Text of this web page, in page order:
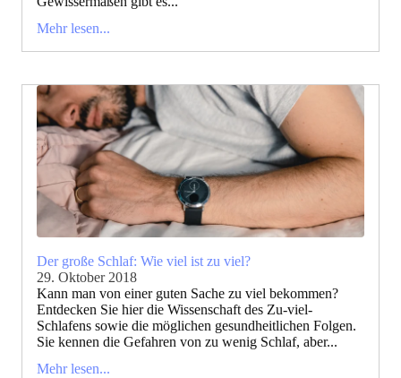
Mehr lesen...
Der große Schlaf: Wie viel ist zu viel?
29. Oktober 2018
Kann man von einer guten Sache zu viel bekommen?
Entdecken Sie hier die Wissenschaft des Zu-viel-
Schlafens sowie die möglichen gesundheitlichen Folgen.
Sie kennen die Gefahren von zu wenig Schlaf, aber...
Mehr lesen...